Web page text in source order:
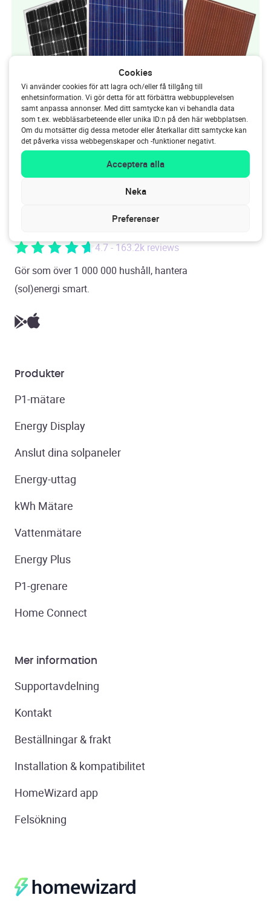
Cookies
Vi använder cookies för att lagra och/eller få tillgång till
enhetsinformation. Vi gör detta för att förbättra webbupplevelsen
samt anpassa annonser. Med ditt samtycke kan vi behandla data
som t.ex. webbläsarbeteende eller unika ID:n på den här webbplatsen.
Om du motsätter dig dessa metoder eller återkallar ditt samtycke kan
det påverka vissa webbegenskaper och -funktioner negativt.
Acceptera alla
Neka
Preferenser
FÖRKLARING SOLENERGI
Övervaka enkelt avkastningen från
dina solpaneler.
15 januari 2025
4.7 - 163.2k reviews
Gör som över 1 000 000 hushåll, hantera
(sol)energi smart.
Produkter
P1-mätare
Energy Display
Anslut dina solpaneler
Energy-uttag
kWh Mätare
Vattenmätare
Energy Plus
P1-grenare
Home Connect
Mer information
Supportavdelning
Kontakt
Beställningar & frakt
Installation & kompatibilitet
HomeWizard app
Felsökning